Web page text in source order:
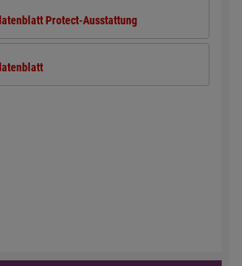
Protect-Ausstattung